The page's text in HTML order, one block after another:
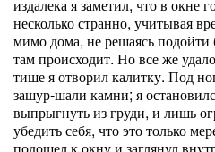
издалека я заметил, что в окне
несколько странно, учитывая
мимо дома, не решаясь
там происходит. Но все же
тише я отворил калитку. Под
зашур-шали камни; я
выпрыгнуть из груди, и лишь
убедить себя, что это только